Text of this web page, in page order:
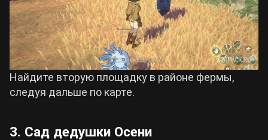
Найдите вторую площадку в районе фермы,
следуя дальше по карте.
3. Сад дедушки Осени